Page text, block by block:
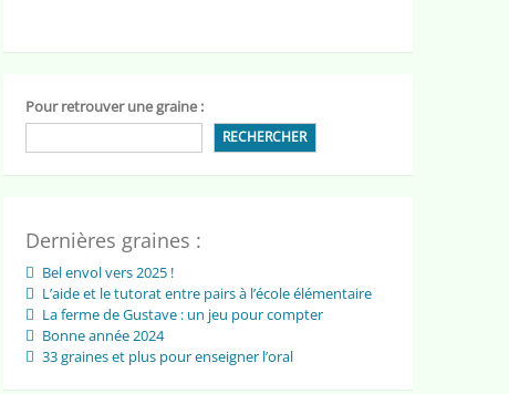
Pour retrouver une graine :
RECHERCHER
Dernières graines :
Bel envol vers 2025 !
L’aide et le tutorat entre pairs à l’école élémentaire
La ferme de Gustave : un jeu pour compter
Bonne année 2024
33 graines et plus pour enseigner l’oral